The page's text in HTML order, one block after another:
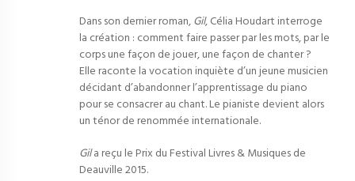
Dans son dernier roman,Gil, Célia Houdart interroge
la création : comment faire passer par les mots, par le
corps une façon de jouer, une façon de chanter ?
Elle raconte la vocation inquiète d’un jeune musicien
décidant d’abandonner l’apprentissage du piano
pour se consacrer au chant. Le pianiste devient alors
un ténor de renommée internationale.
Gila reçu le Prix du Festival Livres & Musiques de
Deauville 2015.